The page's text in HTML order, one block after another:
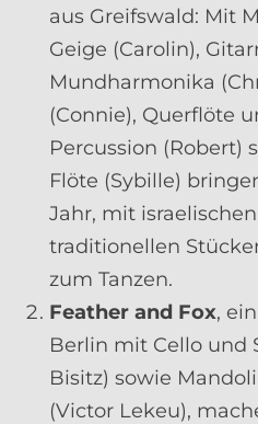
aus Greifswald: Mit
Geige (Carolin),
Mundharmonika
(Connie), Querflöte
Percussion (Robert)
Flöte (Sybille)
Jahr, mit
traditionellen
zum Tanzen.
Feather and Fox,
Berlin mit Cello und
Bisitz) sowie
(Victor Lekeu),